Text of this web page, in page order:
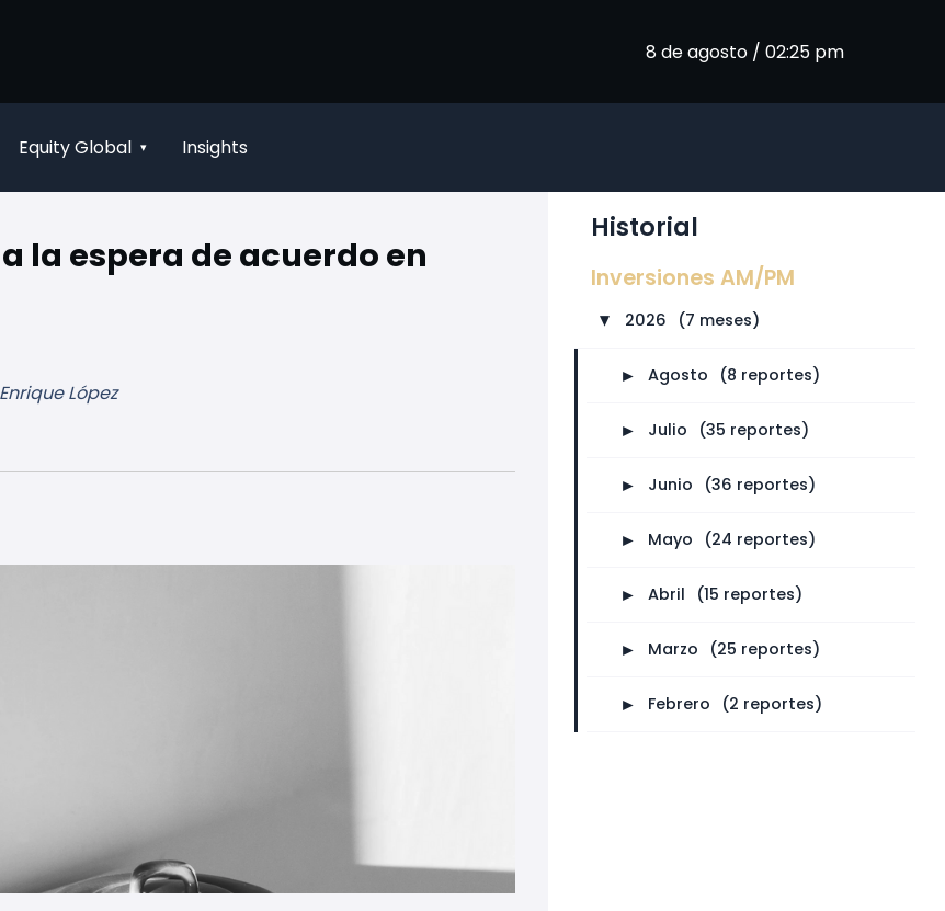
8 de agosto / 02:25 pm
Equity Global ▾ Insights
la espera de acuerdo en
López
Historial
Inversiones AM/PM
► 2026 (7 meses)
► Agosto (8 reportes)
► Julio (35 reportes)
► Junio (36 reportes)
► Mayo (24 reportes)
► Abril (15 reportes)
► Marzo (25 reportes)
► Febrero (2 reportes)